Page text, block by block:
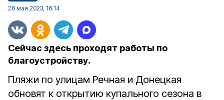
26 мая 2023, 16:14
Сейчас здесь проходят работы по
благоустройству.
Пляжи по улицам Речная и Донецкая
обновят к открытию купального сезона в